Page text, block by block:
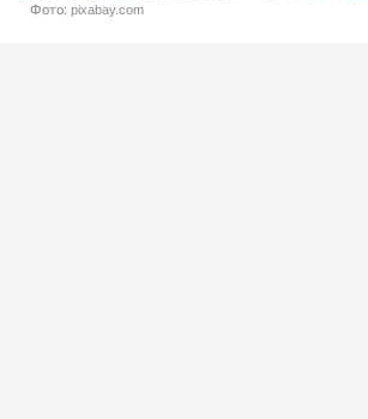
Фото: pixabay.com